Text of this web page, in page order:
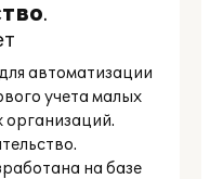
.
автоматизации
учета малых
организаций.
на базе